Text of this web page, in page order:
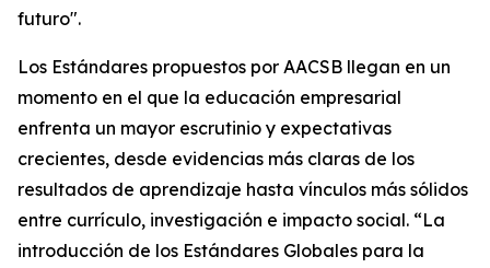
futuro".
Los Estándares propuestos por AACSB llegan en un
momento en el que la educación empresarial
enfrenta un mayor escrutinio y expectativas
crecientes, desde evidencias más claras de los
resultados de aprendizaje hasta vínculos más sólidos
entre currículo, investigación e impacto social. “La
introducción de los Estándares Globales para la